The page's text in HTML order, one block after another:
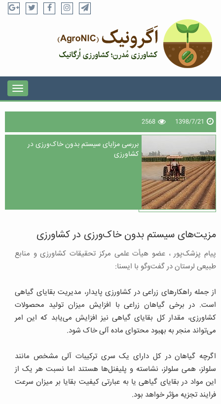
1398/7/21
2568
بررسی مزایای سیستم بدون خاک‌ورزی در
کشاورزی
مزیت‌های سیستم بدون خاک‌ورزی در کشاورزی
پیام پزشک‌پور ، عضو هیأت علمی مرکز تحقیقات کشاورزی و منابع
طبیعی لرستان در گفت‌وگو با ایسنا:
از جمله راهکارهای زراعی در کشاورزی پایدار، مدیریت بقایای گیاهی
است. در برخی گیاهان زراعی با افزایش میزان تولید محصولات
کشاورزی، مقدار کل بقایای گیاهی نیز افزایش می‌یابد که این امر
می‌تواند منجر به بهبود محتوای ماده آلی خاک شود.
اگرچه گیاهان در کل دارای یک سری ترکیبات آلی مشخص مانند
سلولز، همی سلولز، نشاسته و پلیفنل‌ها هستند اما نسبت هر یک از
این مواد در بقایای گیاهی یا به عبارتی کیفیت بقایا بر میزان سرعت
فرایند تجزیه مؤثر خواهد بود.